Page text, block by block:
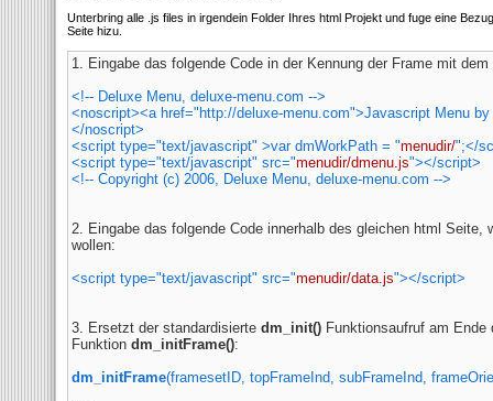
Unterbring alle .js files in irgendein Folder Ihres html Projekt und fuge eine
Seite hizu.
1. Eingabe das folgende Code in der Kennung der Frame mit dem
<!-- Deluxe Menu, deluxe-menu.com -->
<noscript><a href="http://deluxe-menu.com">Javascript Menu
</noscript>
<script type="text/javascript" >var dmWorkPath = "menudir/";</
<script type="text/javascript" src="menudir/dmenu.js"></script>
<!-- Copyright (c) 2006, Deluxe Menu, deluxe-menu.com -->
2. Eingabe das folgende Code innerhalb des gleichen html Seite,
wollen:
<script type="text/javascript" src="menudir/data.js"></script>
3. Ersetzt der standardisierte dm_init() Funktionsaufruf am
Funktion dm_initFrame():
dm_initFrame(framesetID, topFrameInd, subFrameInd,